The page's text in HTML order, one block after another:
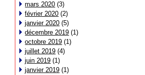
mars 2020 (3)
février 2020 (2)
janvier 2020 (5)
décembre 2019 (1)
octobre 2019 (1)
juillet 2019 (4)
juin 2019 (1)
janvier 2019 (1)